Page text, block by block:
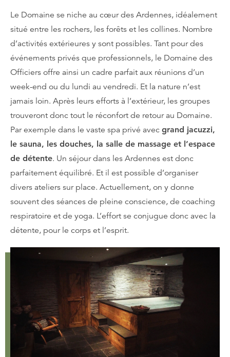
Le Domaine se niche au cœur des Ardennes, idéalement
situé entre les rochers, les forêts et les collines. Nombre
d’activités extérieures y sont possibles. Tant pour des
événements privés que professionnels, le Domaine des
Officiers offre ainsi un cadre parfait aux réunions d’un
week-end ou du lundi au vendredi. Et la nature n’est
jamais loin. Après leurs efforts à l’extérieur, les groupes
trouveront donc tout le réconfort de retour au Domaine.
Par exemple dans le vaste spa privé avec grand jacuzzi,
le sauna, les douches, la salle de massage et l’espace
de détente. Un séjour dans les Ardennes est donc
parfaitement équilibré. Et il est possible d’organiser
divers ateliers sur place. Actuellement, on y donne
souvent des séances de pleine conscience, de coaching
respiratoire et de yoga. L’effort se conjugue donc avec la
détente, pour le corps et l’esprit.